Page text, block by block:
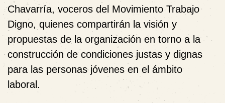
Chavarría, voceros del Movimiento Trabajo
Digno, quienes compartirán la visión y
propuestas de la organización en torno a la
construcción de condiciones justas y dignas
para las personas jóvenes en el ámbito
laboral.